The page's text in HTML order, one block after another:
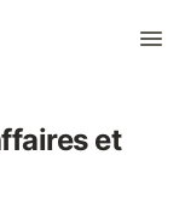
et